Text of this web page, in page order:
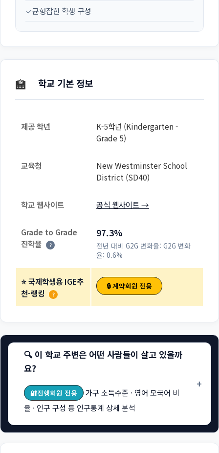
✓균형잡힌 학생 구성
🏫 학교 기본 정보
제공 학년
K-5학년 (Kindergarten -
Grade 5)
교육청
New Westminster School
District (SD40)
학교 웹사이트 공식 웹사이트 →
Grade to Grade
진학율
?
97.3%
전년 대비 G2G 변화율: G2G 변화
율: 0.6%
⭐ 국제학생용 IGE추
천-랭킹
?
🔒 계약회원 전용
🔍 이 학교 주변은 어떤 사람들이 살고 있을까
요?
🔐진행회원 전용
가구 소득수준 · 영어 모국어 비
율 · 인구 구성 등 인구통계 상세 분석
+